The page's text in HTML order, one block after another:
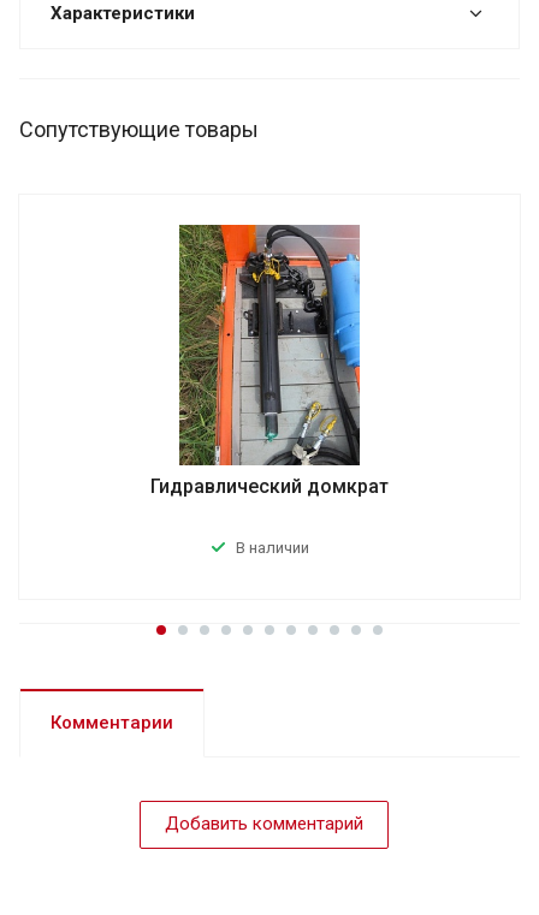
Характеристики
Сопутствующие товары
Гидравлический домкрат
В наличии
Комментарии
Добавить комментарий